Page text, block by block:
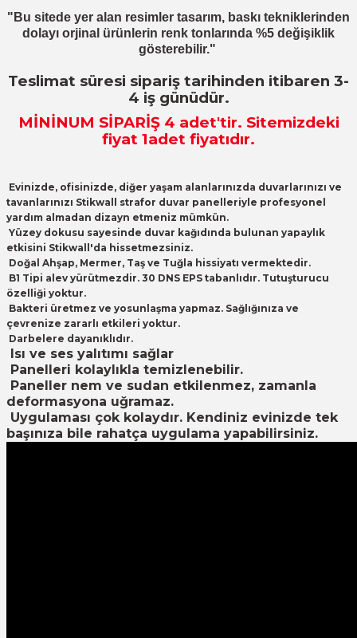
"Bu sitede yer alan resimler tasarım, baskı tekniklerinden
dolayı orjinal ürünlerin renk tonlarında %5 değişiklik
gösterebilir."
Teslimat süresi sipariş tarihinden itibaren 3-
4 iş günüdür.
MİNİNUM SİPARİŞ 4 adet'tir. Sitemizdeki
fiyat 1adet fiyatıdır.
Evinizde, ofisinizde, diğer yaşam alanlarınızda duvarlarınızı ve
tavanlarınızı Stikwall strafor duvar panelleriyle profesyonel
yardım almadan dizayn etmeniz mümkün.
Yüzey dokusu sayesinde duvar kağıdında bulunan yapaylık
etkisini Stikwall'da hissetmezsiniz.
Doğal Ahşap, Mermer, Taş ve Tuğla hissiyatı vermektedir.
B1 Tipi alev yürütmezdir. 30 DNS EPS tabanlıdır. Tutuşturucu
özelliği yoktur.
Bakteri üretmez ve yosunlaşma yapmaz. Sağlığınıza ve
çevrenize zararlı etkileri yoktur.
Darbelere dayanıklıdır.
Isı ve ses yalıtımı sağlar
Panelleri kolaylıkla temizlenebilir.
Paneller nem ve sudan etkilenmez, zamanla
deformasyona uğramaz.
Uygulaması çok kolaydır. Kendiniz evinizde tek
başınıza bile rahatça uygulama yapabilirsiniz.